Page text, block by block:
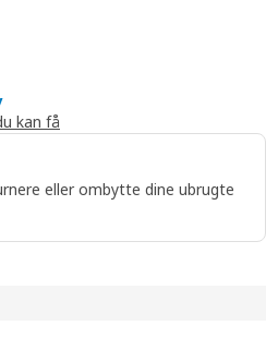
kan få
eller ombytte dine ubrugte